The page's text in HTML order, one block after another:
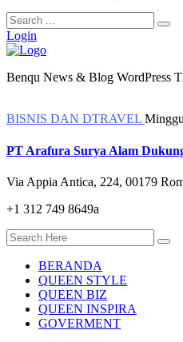
Login
Benqu News & Blog WordPress
BISNIS DAN DTRAVEL
PT Arafura Surya Alam
Via Appia Antica, 224, 00179
+1 312 749 8649a
BERANDA
QUEEN STYLE
QUEEN BIZ
QUEEN INSPIRA
GOVERMENT